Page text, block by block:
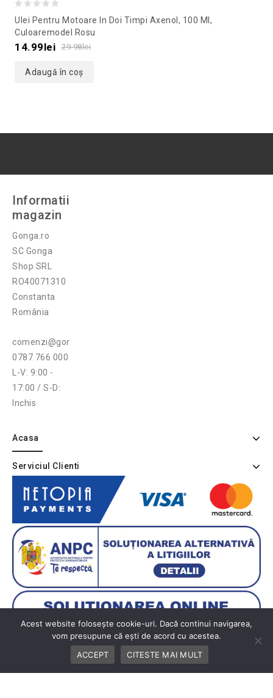
out
of
Ulei Pentru Motoare In Doi Timpi Axenol, 100 Ml,
Culoaremodel Rosu
29.98lei
14.99lei
Adaugă în coș
Informatii
magazin
Gonga.ro
SC Gonga
Shop SRL
RO40071310
Constanta
România
comenzi@gonga.ro
0787 766 000
L-V: 9:00 -
17:00 / S-D:
Inchis
Acasa
Serviciul Clienti
Acest website folosește cookie-uri. Dacă continui navigarea,
vom presupune că ești de acord cu acestea.
ACCEPT
CITESTE MAI MULT